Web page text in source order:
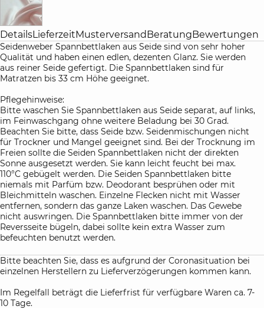
DetailsLieferzeitMusterversandBeratungBewertungen
Seidenweber Spannbettlaken aus Seide sind von sehr hoher
Qualität und haben einen edlen, dezenten Glanz. Sie werden
aus reiner Seide gefertigt. Die Spannbettlaken sind für
Matratzen bis 33 cm Höhe geeignet.
Pflegehinweise:
Bitte waschen Sie Spannbettlaken aus Seide separat, auf links,
im Feinwaschgang ohne weitere Beladung bei 30 Grad.
Beachten Sie bitte, dass Seide bzw. Seidenmischungen nicht
für Trockner und Mangel geeignet sind. Bei der Trocknung im
Freien sollte die Seiden Spannbettlaken nicht der direkten
Sonne ausgesetzt werden. Sie kann leicht feucht bei max.
110°C gebügelt werden. Die Seiden Spannbettlaken bitte
niemals mit Parfüm bzw. Deodorant besprühen oder mit
Bleichmitteln waschen. Einzelne Flecken nicht mit Wasser
entfernen, sondern das ganze Laken waschen. Das Gewebe
nicht auswringen. Die Spannbettlaken bitte immer von der
Reversseite bügeln, dabei sollte kein extra Wasser zum
befeuchten benutzt werden.
Bitte beachten Sie, dass es aufgrund der Coronasituation bei
einzelnen Herstellern zu Lieferverzögerungen kommen kann.
Im Regelfall beträgt die Lieferfrist für verfügbare Waren ca. 7-
10 Tage.